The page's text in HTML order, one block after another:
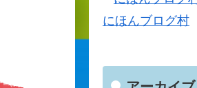
にほんブログ村